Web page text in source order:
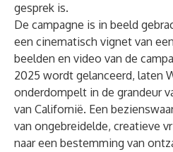
gesprek is.
De campagne is in beeld
een cinematisch vignet van
beelden en video van de
2025 wordt gelanceerd, laten
onderdompelt in de grandeur
van Californië. Een
van ongebreidelde, creatieve
naar een bestemming van